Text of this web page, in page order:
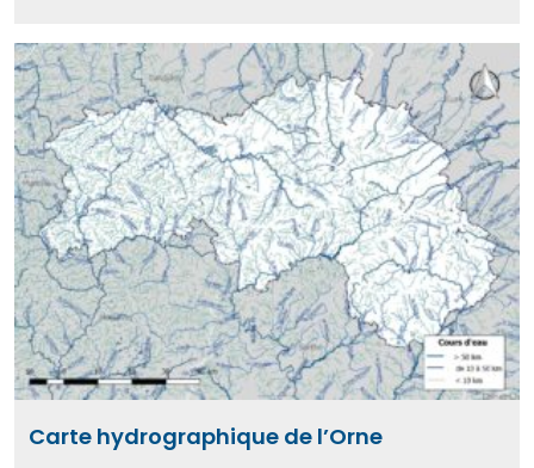
Carte hydrographique de l’Orne